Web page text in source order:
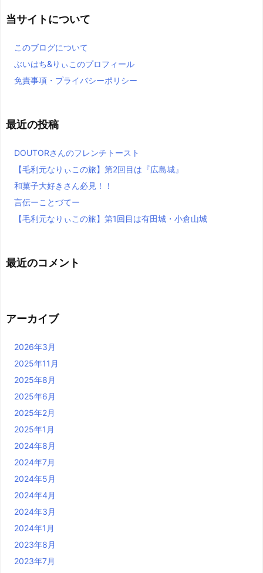
当サイトについて
このブログについて
ぶいはち&りぃこのプロフィール
免責事項・プライバシーポリシー
最近の投稿
DOUTORさんのフレンチトースト
【毛利元なりぃこの旅】第2回目は『広島城』
和菓子大好きさん必見！！
言伝ーことづてー
【毛利元なりぃこの旅】第1回目は有田城・小倉山城
最近のコメント
アーカイブ
2026年3月
2025年11月
2025年8月
2025年6月
2025年2月
2025年1月
2024年8月
2024年7月
2024年5月
2024年4月
2024年3月
2024年1月
2023年8月
2023年7月